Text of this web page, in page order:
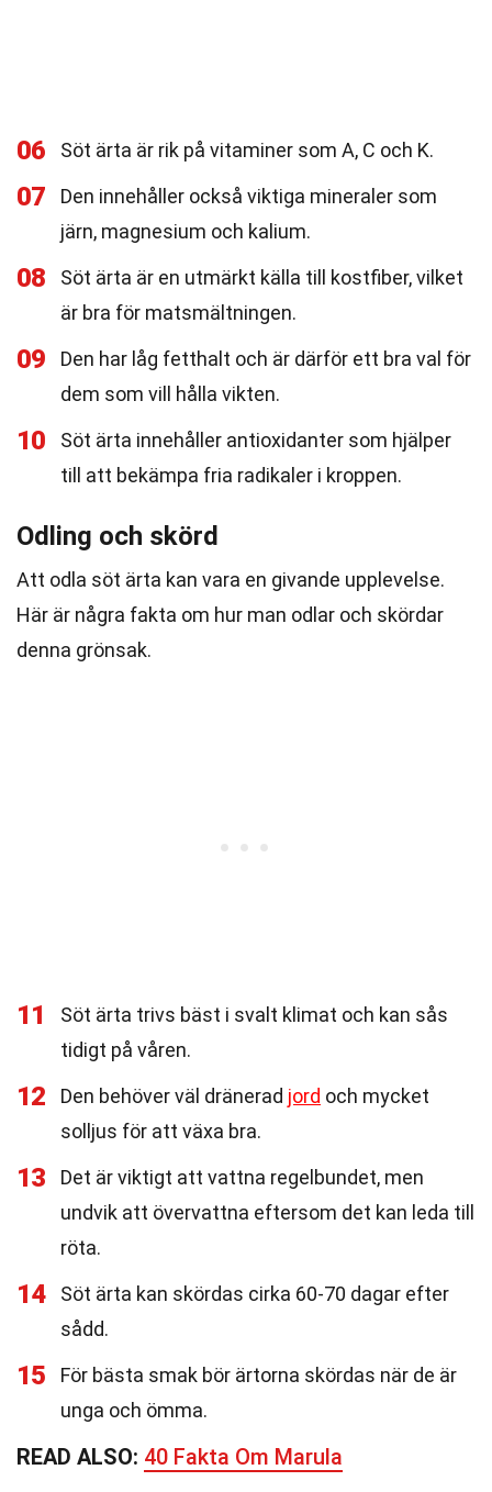
06 Söt ärta är rik på vitaminer som A, C och K.
07
Den innehåller också viktiga mineraler som
järn, magnesium och kalium.
08
Söt ärta är en utmärkt källa till kostfiber, vilket
är bra för matsmältningen.
09
Den har låg fetthalt och är därför ett bra val för
dem som vill hålla vikten.
10
Söt ärta innehåller antioxidanter som hjälper
till att bekämpa fria radikaler i kroppen.
Odling och skörd
Att odla söt ärta kan vara en givande upplevelse.
Här är några fakta om hur man odlar och skördar
denna grönsak.
11
Söt ärta trivs bäst i svalt klimat och kan sås
tidigt på våren.
12 Den behöver väl dränerad jord och mycket
solljus för att växa bra.
13
Det är viktigt att vattna regelbundet, men
undvik att övervattna eftersom det kan leda till
röta.
14
Söt ärta kan skördas cirka 60-70 dagar efter
sådd.
15
För bästa smak bör ärtorna skördas när de är
unga och ömma.
READ ALSO: 40 Fakta Om Marula